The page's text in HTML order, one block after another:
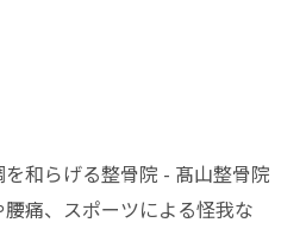
和らげる整骨院 - 髙山整骨院
痛、スポーツによる怪我な